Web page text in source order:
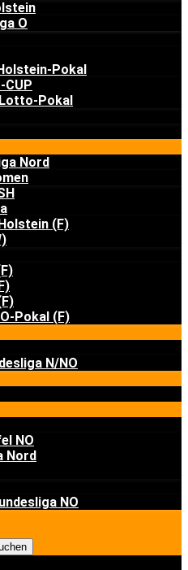
O
Pokal
CUP
Pokal
Nord
(F)
Pokal (F)
N/NO
NO
Nord
NO